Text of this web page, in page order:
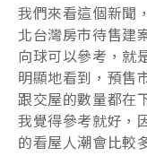
我們來看這個新聞
北台灣房市待售建
向球可以參考，就
明顯地看到，預售
跟交屋的數量都在
我覺得參考就好，
的看屋人潮會比較